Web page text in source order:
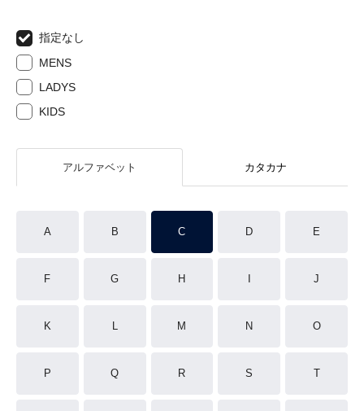
指定なし
MENS
LADYS
KIDS
アルファベット カタカナ
A B C D E
F G H J
K L M N O
P Q R S T